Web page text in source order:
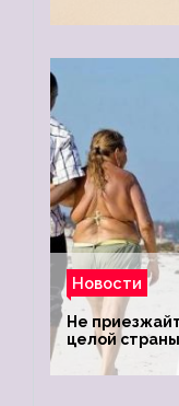
Новости
Не
целой
туристки